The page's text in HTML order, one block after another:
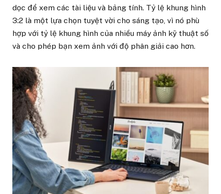
dọc để xem các tài liệu và bảng tính. Tỷ lệ khung hình
3:2 là một lựa chọn tuyệt vời cho sáng tạo, vì nó phù
hợp với tỷ lệ khung hình của nhiều máy ảnh kỹ thuật số
và cho phép bạn xem ảnh với độ phân giải cao hơn.